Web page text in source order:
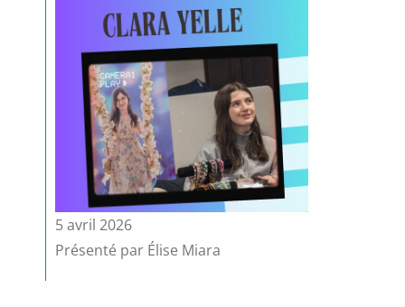
5 avril 2026
Présenté par Élise Miara